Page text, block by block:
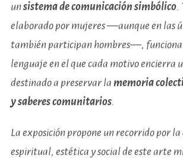
unsistema de comunicación simbólico.
elaborado por mujeres —aunque en las
también participan hombres—, funciona
lenguaje en el que cada motivo encierra
destinado a preservar la memoria
y saberes comunitarios.
La exposición propone un recorrido por
espiritual, estética y social de este arte